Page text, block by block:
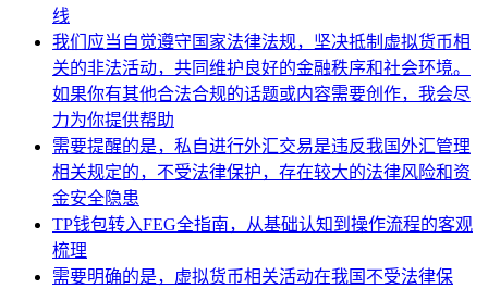
线
我们应当自觉遵守国家法律法规，坚决抵制虚拟货币相
关的非法活动，共同维护良好的金融秩序和社会环境。
如果你有其他合法合规的话题或内容需要创作，我会尽
力为你提供帮助
需要提醒的是，私自进行外汇交易是违反我国外汇管理
相关规定的，不受法律保护，存在较大的法律风险和资
金安全隐患
TP钱包转入FEG全指南，从基础认知到操作流程的客观
梳理
需要明确的是，虚拟货币相关活动在我国不受法律保